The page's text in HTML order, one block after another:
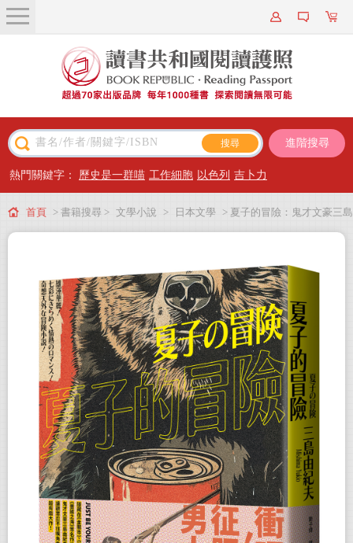
關於我們
近期新書
主題閱讀
出版專區
會員專屬
進階搜尋
熱門關鍵字： 歷史是一群喵 工作細胞 以色列 吉卜力
首頁 > 書籍搜尋 > 文學小說 > 日本文學 > 夏子的冒險：鬼才文豪三島